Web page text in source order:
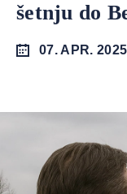
šetnju do
07. APR.